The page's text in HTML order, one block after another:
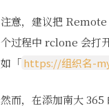
注意，建议把
个过程中 rclone 会打
如「https://组织名-
然而，在添加南大